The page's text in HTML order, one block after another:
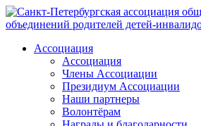
Ассоциация
Ассоциация
Члены Ассоциации
Президиум Ассоциации
Наши партнеры
Волонтёрам